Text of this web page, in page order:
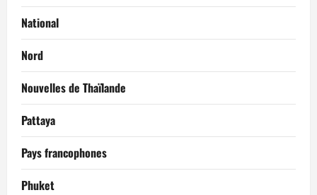
National
Nord
Nouvelles de Thaïlande
Pattaya
Pays francophones
Phuket